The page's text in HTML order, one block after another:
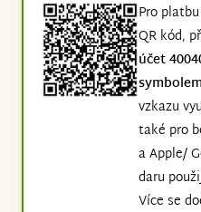
Pro
QR kód,
účet
vzkazu
také pro
a Apple/
daru
Více se